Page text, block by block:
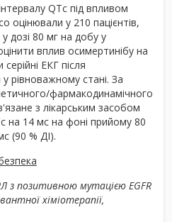
QTc під впливом
оцінювали у 210 пацієнтів,
дозі 80 мг на добу у
вплив осимертинібу на
ЕКГ після
рівноважному стані. За
фармакодинамічного
з лікарським засобом
на 14 мс на фоні прийому 80
(90 % ДІ).
позитивною мутацією EGFR
хіміотерапії,